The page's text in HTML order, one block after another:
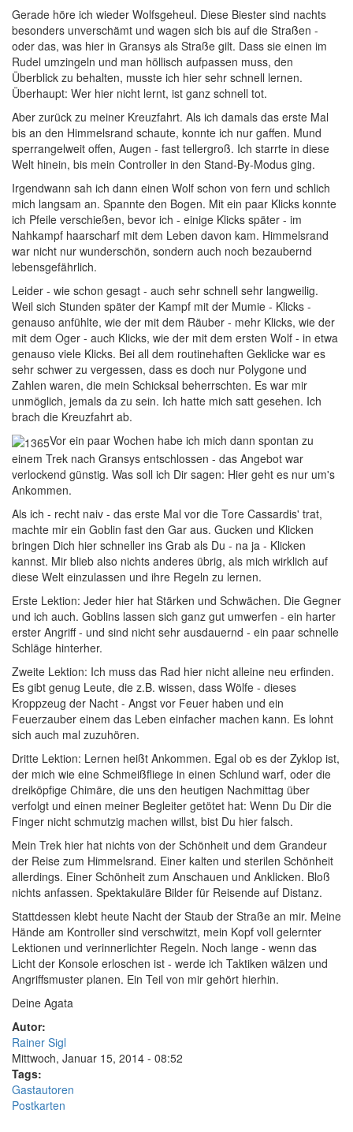
Gerade höre ich wieder Wolfsgeheul. Diese Biester sind nachts
besonders unverschämt und wagen sich bis auf die Straßen -
oder das, was hier in Gransys als Straße gilt. Dass sie einen im
Rudel umzingeln und man höllisch aufpassen muss, den
Überblick zu behalten, musste ich hier sehr schnell lernen.
Überhaupt: Wer hier nicht lernt, ist ganz schnell tot.
Aber zurück zu meiner Kreuzfahrt. Als ich damals das erste Mal
bis an den Himmelsrand schaute, konnte ich nur gaffen. Mund
sperrangelweit offen, Augen - fast tellergroß. Ich starrte in diese
Welt hinein, bis mein Controller in den Stand-By-Modus ging.
Irgendwann sah ich dann einen Wolf schon von fern und schlich
mich langsam an. Spannte den Bogen. Mit ein paar Klicks konnte
ich Pfeile verschießen, bevor ich - einige Klicks später - im
Nahkampf haarscharf mit dem Leben davon kam. Himmelsrand
war nicht nur wunderschön, sondern auch noch bezaubernd
lebensgefährlich.
Leider - wie schon gesagt - auch sehr schnell sehr langweilig.
Weil sich Stunden später der Kampf mit der Mumie - Klicks -
genauso anfühlte, wie der mit dem Räuber - mehr Klicks, wie der
mit dem Oger - auch Klicks, wie der mit dem ersten Wolf - in etwa
genauso viele Klicks. Bei all dem routinehaften Geklicke war es
sehr schwer zu vergessen, dass es doch nur Polygone und
Zahlen waren, die mein Schicksal beherrschten. Es war mir
unmöglich, jemals da zu sein. Ich hatte mich satt gesehen. Ich
brach die Kreuzfahrt ab.
Vor ein paar Wochen habe ich mich dann spontan zu
einem Trek nach Gransys entschlossen - das Angebot war
verlockend günstig. Was soll ich Dir sagen: Hier geht es nur um's
Ankommen.
Als ich - recht naiv - das erste Mal vor die Tore Cassardis' trat,
machte mir ein Goblin fast den Gar aus. Gucken und Klicken
bringen Dich hier schneller ins Grab als Du - na ja - Klicken
kannst. Mir blieb also nichts anderes übrig, als mich wirklich auf
diese Welt einzulassen und ihre Regeln zu lernen.
Erste Lektion: Jeder hier hat Stärken und Schwächen. Die Gegner
und ich auch. Goblins lassen sich ganz gut umwerfen - ein harter
erster Angriff - und sind nicht sehr ausdauernd - ein paar schnelle
Schläge hinterher.
Zweite Lektion: Ich muss das Rad hier nicht alleine neu erfinden.
Es gibt genug Leute, die z.B. wissen, dass Wölfe - dieses
Kroppzeug der Nacht - Angst vor Feuer haben und ein
Feuerzauber einem das Leben einfacher machen kann. Es lohnt
sich auch mal zuzuhören.
Dritte Lektion: Lernen heißt Ankommen. Egal ob es der Zyklop ist,
der mich wie eine Schmeißfliege in einen Schlund warf, oder die
dreiköpfige Chimäre, die uns den heutigen Nachmittag über
verfolgt und einen meiner Begleiter getötet hat: Wenn Du Dir die
Finger nicht schmutzig machen willst, bist Du hier falsch.
Mein Trek hier hat nichts von der Schönheit und dem Grandeur
der Reise zum Himmelsrand. Einer kalten und sterilen Schönheit
allerdings. Einer Schönheit zum Anschauen und Anklicken. Bloß
nichts anfassen. Spektakuläre Bilder für Reisende auf Distanz.
Stattdessen klebt heute Nacht der Staub der Straße an mir. Meine
Hände am Kontroller sind verschwitzt, mein Kopf voll gelernter
Lektionen und verinnerlichter Regeln. Noch lange - wenn das
Licht der Konsole erloschen ist - werde ich Taktiken wälzen und
Angriffsmuster planen. Ein Teil von mir gehört hierhin.
Deine Agata
Autor:
Rainer Sigl
Mittwoch, Januar 15, 2014 - 08:52
Tags:
Gastautoren
Postkarten